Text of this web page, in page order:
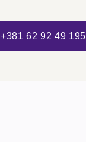
+381 62 92 49 195